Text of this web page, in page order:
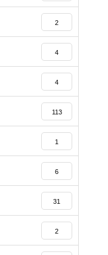
2
4
4
113
1
6
31
2